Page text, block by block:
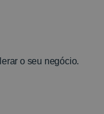
o seu negócio.